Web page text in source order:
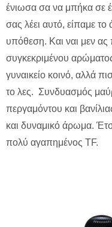
ένιωσα σα να μπήκα σε
σας λέει αυτό, είπαμε
υπόθεση. Και ναι μεν ας
συγκεκριμένου
γυναικείο κοινό, αλλά
το λες. Συνδυασμός
περγαμόντου και
και δυναμικό άρωμα.
πολύ αγαπημένος TF.